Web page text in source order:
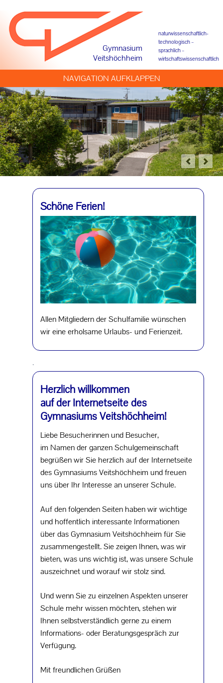
Gymnasium
Veitshöchheim
naturwissenschaftlich-
technologisch –
sprachlich –
wirtschaftswissenschaftlich
NAVIGATION AUFKLAPPEN
Schöne Ferien!
Allen Mitgliedern der Schulfamilie wünschen
wir eine erholsame Urlaubs- und Ferienzeit.
.
Herzlich willkommen
auf der Internetseite des
Gymnasiums Veitshöchheim!
Liebe Besucherinnen und Besucher,
im Namen der ganzen Schulgemeinschaft
begrüßen wir Sie herzlich auf der Internetseite
des Gymnasiums Veitshöchheim und freuen
uns über Ihr Interesse an unserer Schule.
Auf den folgenden Seiten haben wir wichtige
und hoffentlich interessante Informationen
über das Gymnasium Veitshöchheim für Sie
zusammengestellt. Sie zeigen Ihnen, was wir
bieten, was uns wichtig ist, was unsere Schule
auszeichnet und worauf wir stolz sind.
Und wenn Sie zu einzelnen Aspekten unserer
Schule mehr wissen möchten, stehen wir
Ihnen selbstverständlich gerne zu einem
Informations- oder Beratungsgespräch zur
Verfügung.
Mit freundlichen Grüßen